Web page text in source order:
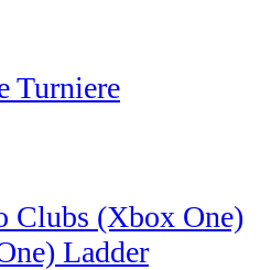
Turniere
Ladder